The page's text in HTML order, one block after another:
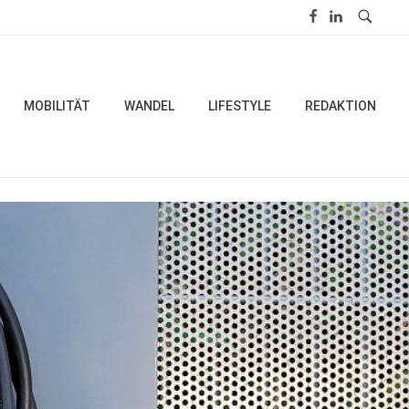
MOBILITÄT WANDEL LIFESTYLE REDAKTION